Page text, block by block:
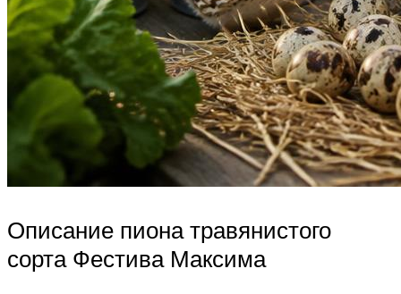
Описание пиона травянистого
сорта Фестива Максима